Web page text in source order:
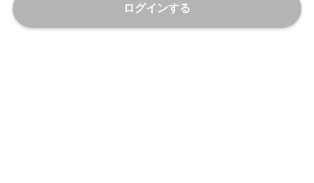
ログインする